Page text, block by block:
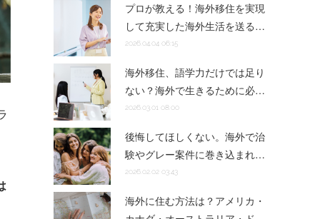
プロが教える！海外移住を実現
して充実した海外生活を送る…
2026.04.04 06:15
海外移住、語学力だけでは足り
ない？海外で生きるために必…
2026.03.01 08:00
後悔してほしくない。海外で治
験やグレー案件に巻き込まれ…
2026.02.02 03:43
海外に住む方法は？アメリカ・